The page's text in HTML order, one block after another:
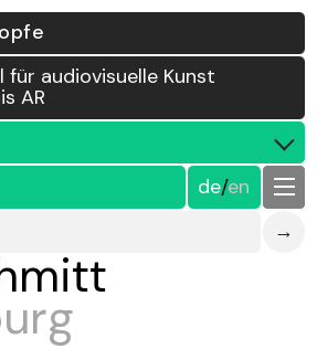
für audiovisuelle Kunst
AR
de/en
→